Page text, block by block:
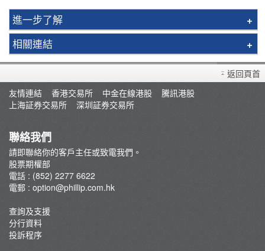
進一步了解
期權最新優惠
交易收費
期權知識
港股期權佣金收費
期權教學
相關連結
輝立股票期權客戶手冊
開設戶口
存款/提款/賬戶轉賬
OATS期權易
期權課程
交易所按金要求
返回頁首
友情連結
香港交易所 中金在線港股
騰訊港股
上海証券交易所
深圳証券交易所
聯絡我們
請即聯絡你的客戶主任或致電我們。
股票期權部
電話 : (852) 2277 6622
電郵 : option@phillip.com.hk
查詢及支援
分行資料
投訴程序